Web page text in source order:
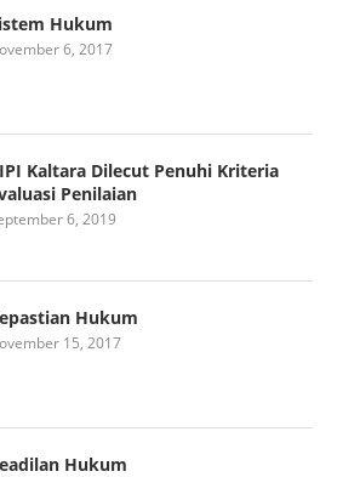
Hukum
6, 2017
Kaltara Dilecut Penuhi Kriteria
Penilaian
6, 2019
Hukum
15, 2017
Hukum